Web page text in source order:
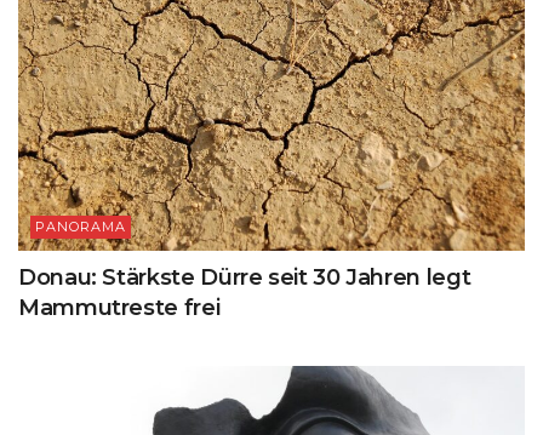
PANORAMA
Donau: Stärkste Dürre seit 30 Jahren legt
Mammutreste frei